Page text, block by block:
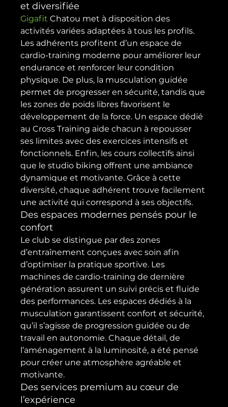
et diversifiée
Gigafit Chatou met à disposition des
activités variées adaptées à tous les profils.
Les adhérents profitent d’un espace de
cardio-training moderne pour améliorer leur
endurance et renforcer leur condition
physique. De plus, la musculation guidée
permet de progresser en sécurité, tandis que
les zones de poids libres favorisent le
développement de la force. Un espace dédié
au Cross Training aide chacun à repousser
ses limites avec des exercices intensifs et
fonctionnels. Enfin, les cours collectifs ainsi
que le studio biking offrent une ambiance
dynamique et motivante. Grâce à cette
diversité, chaque adhérent trouve facilement
une activité qui correspond à ses objectifs.
Des espaces modernes pensés pour le
confort
Le club se distingue par des zones
d’entraînement conçues avec soin afin
d’optimiser la pratique sportive. Les
machines de cardio-training de dernière
génération assurent un suivi précis et fluide
des performances. Les espaces dédiés à la
musculation garantissent confort et sécurité,
qu’il s’agisse de progression guidée ou de
travail en autonomie. Chaque détail, de
l’aménagement à la luminosité, a été pensé
pour créer une atmosphère agréable et
motivante.
Des services premium au cœur de
l’expérience